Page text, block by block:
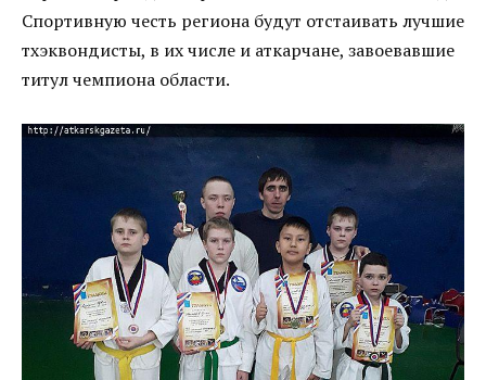
Спортивную честь региона будут отстаивать лучшие
тхэквондисты, в их числе и аткарчане, завоевавшие
титул чемпиона области.